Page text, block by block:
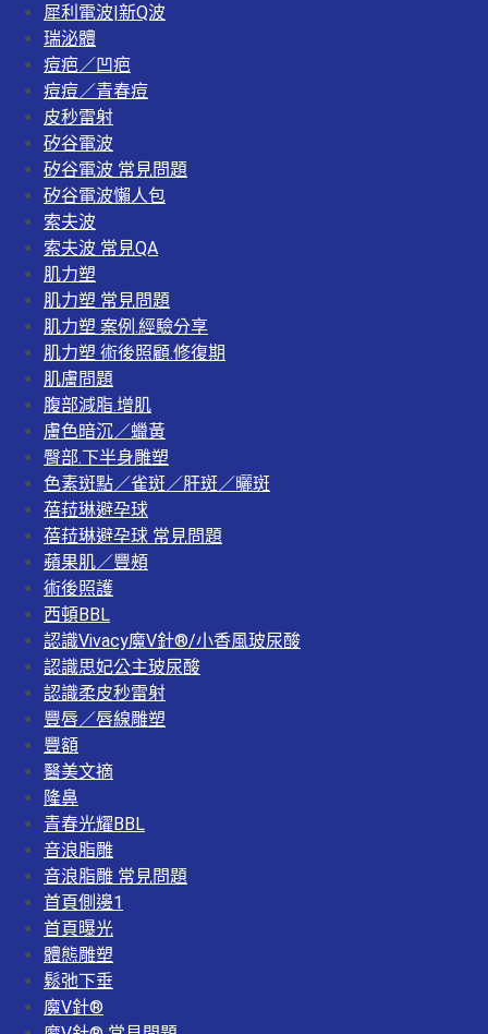
犀利電波|新Q波
瑞泌體
痘疤／凹疤
痘痘／青春痘
皮秒雷射
矽谷電波
矽谷電波 常見問題
矽谷電波懶人包
索夫波
索夫波 常見QA
肌力塑
肌力塑 常見問題
肌力塑 案例.經驗分享
肌力塑 術後照顧.修復期
肌膚問題
腹部減脂.增肌
膚色暗沉／蠟黃
臀部.下半身雕塑
色素斑點／雀斑／肝斑／曬斑
蓓菈琳避孕球
蓓菈琳避孕球 常見問題
蘋果肌／豐頰
術後照護
西頓BBL
認識Vivacy魔V針®/小香風玻尿酸
認識思妃公主玻尿酸
認識柔皮秒雷射
豐唇／唇線雕塑
豐額
醫美文摘
隆鼻
青春光耀BBL
音浪脂雕
音浪脂雕 常見問題
首頁側邊1
首頁曝光
體態雕塑
鬆弛下垂
魔V針®